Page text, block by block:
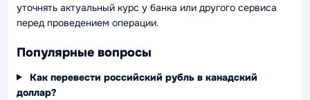
уточнять актуальный курс у банка или другого сервиса
перед проведением операции.
Популярные вопросы
Как перевести российский рубль в канадский
доллар?